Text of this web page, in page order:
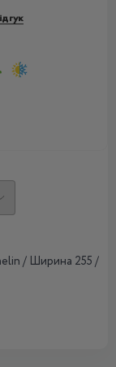
/ Ширина 255 /